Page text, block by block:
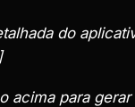
do
acima para